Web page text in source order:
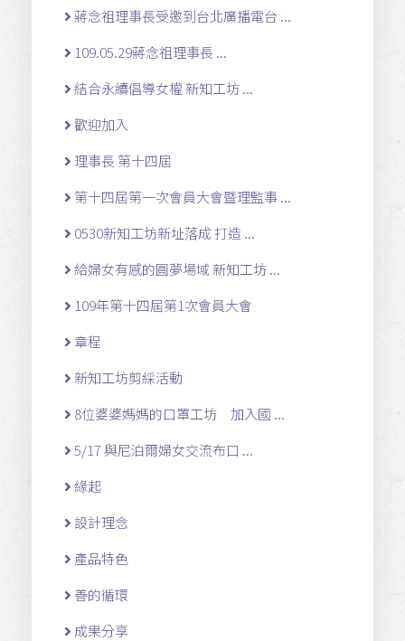
蔣念祖理事長受邀到台北廣播電台 ...
109.05.29蔣念祖理事長 ...
結合永續倡導女權 新知工坊 ...
歡迎加入
理事長 第十四屆
第十四屆第一次會員大會暨理監事 ...
0530新知工坊新址落成 打造 ...
給婦女有感的圓夢場域 新知工坊 ...
109年第十四屆第1次會員大會
章程
新知工坊剪綵活動
8位婆婆媽媽的口罩工坊 加入國 ...
5/17 與尼泊爾婦女交流布口 ...
緣起
設計理念
產品特色
善的循環
成果分享